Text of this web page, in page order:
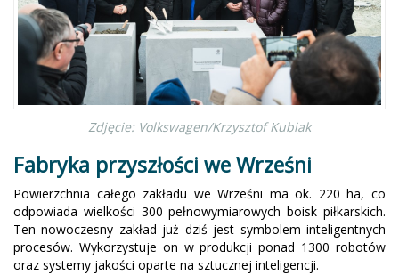
Zdjęcie: Volkswagen/Krzysztof Kubiak
Fabryka przyszłości we Wrześni
Powierzchnia całego zakładu we Wrześni ma ok. 220 ha, co
odpowiada wielkości 300 pełnowymiarowych boisk piłkarskich.
Ten nowoczesny zakład już dziś jest symbolem inteligentnych
procesów. Wykorzystuje on w produkcji ponad 1300 robotów
oraz systemy jakości oparte na sztucznej inteligencji.